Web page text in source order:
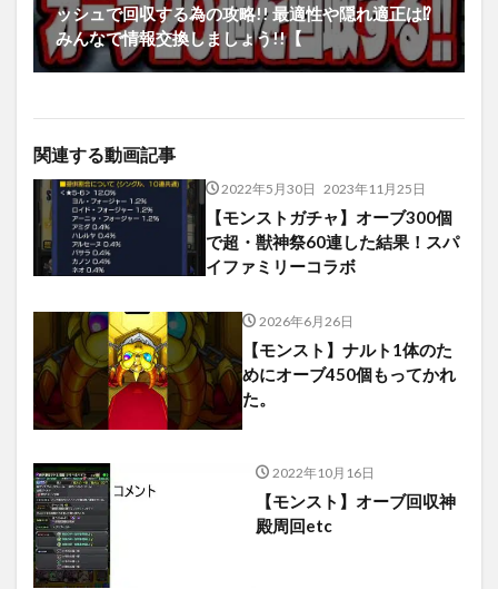
ッシュで回収する為の攻略!! 最適性や隠れ適正は⁉
みんなで情報交換しましょう!!【
関連する動画記事
2022年5月30日 2023年11月25日
【モンストガチャ】オーブ300個
で超・獣神祭60連した結果！スパ
イファミリーコラボ
2026年6月26日
【モンスト】ナルト1体のた
めにオーブ450個もってかれ
た。
2022年10月16日
【モンスト】オーブ回収神
殿周回etc